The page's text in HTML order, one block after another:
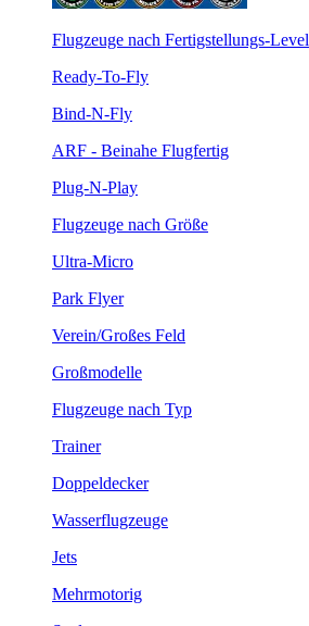
Flugzeuge nach Fertigstellungs-Level
Ready-To-Fly
Bind-N-Fly
ARF - Beinahe Flugfertig
Plug-N-Play
Flugzeuge nach Größe
Ultra-Micro
Park Flyer
Verein/Großes Feld
Großmodelle
Flugzeuge nach Typ
Trainer
Doppeldecker
Wasserflugzeuge
Jets
Mehrmotorig